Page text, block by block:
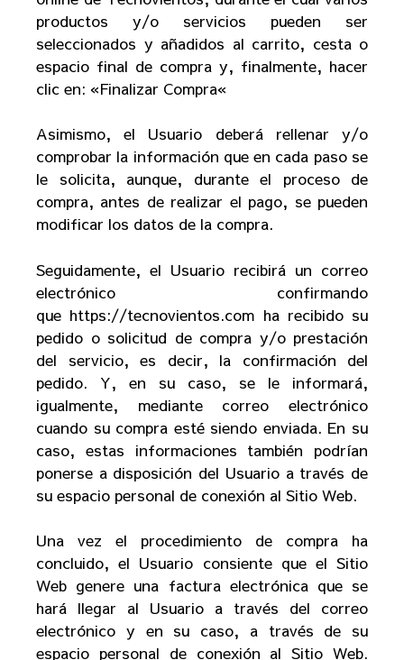
productos y/o servicios pueden ser
seleccionados y añadidos al carrito, cesta o
espacio final de compra y, finalmente, hacer
clic en: «Finalizar Compra«
Asimismo, el Usuario deberá rellenar y/o
comprobar la información que en cada paso se
le solicita, aunque, durante el proceso de
compra, antes de realizar el pago, se pueden
modificar los datos de la compra.
Seguidamente, el Usuario recibirá un correo
electrónico confirmando
que https://tecnovientos.com ha recibido su
pedido o solicitud de compra y/o prestación
del servicio, es decir, la confirmación del
pedido. Y, en su caso, se le informará,
igualmente, mediante correo electrónico
cuando su compra esté siendo enviada. En su
caso, estas informaciones también podrían
ponerse a disposición del Usuario a través de
su espacio personal de conexión al Sitio Web.
Una vez el procedimiento de compra ha
concluido, el Usuario consiente que el Sitio
Web genere una factura electrónica que se
hará llegar al Usuario a través del correo
electrónico y en su caso, a través de su
espacio personal de conexión al Sitio Web.